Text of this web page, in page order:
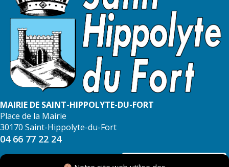
MAIRIE DE SAINT-HIPPOLYTE-DU-FORT
Place de la Mairie
30170 Saint-Hippolyte-du-Fort
04 66 77 22 24
NOUS CONTACTER